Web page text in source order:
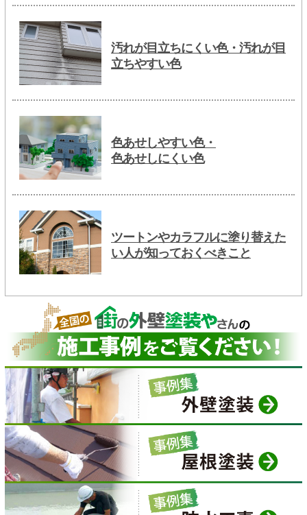
汚れが目立ちにくい色・汚れが目
立ちやすい色
色あせしやすい色・
色あせしにくい色
ツートンやカラフルに塗り替えた
い人が知っておくべきこと